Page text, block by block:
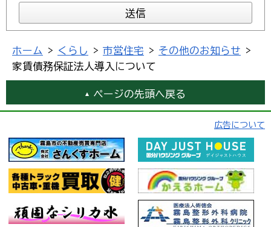
ホーム > くらし > 市営住宅 > その他のお知らせ >
家賃債務保証法人導入について
ページの先頭へ戻る
広告について